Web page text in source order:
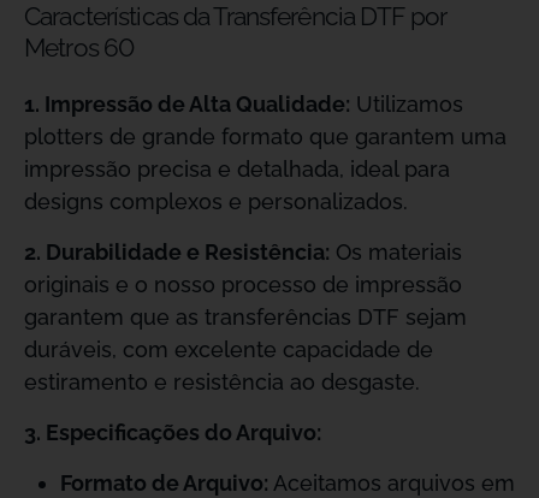
Características da Transferência DTF por
Metros 60
1. Impressão de Alta Qualidade: Utilizamos
plotters de grande formato que garantem uma
impressão precisa e detalhada, ideal para
designs complexos e personalizados.
2. Durabilidade e Resistência: Os materiais
originais e o nosso processo de impressão
garantem que as transferências DTF sejam
duráveis, com excelente capacidade de
estiramento e resistência ao desgaste.
3. Especificações do Arquivo:
Formato de Arquivo: Aceitamos arquivos em